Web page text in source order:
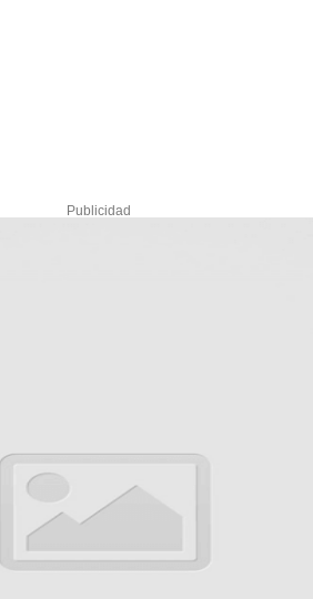
Publicidad